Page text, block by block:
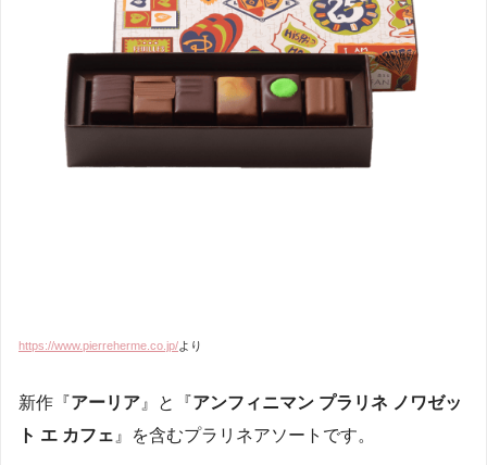
https://www.pierreherme.co.jp/より
新作『アーリア 』と『アンフィニマン プラリネ ノワゼッ
ト エ カフェ 』を含むプラリネアソートです。